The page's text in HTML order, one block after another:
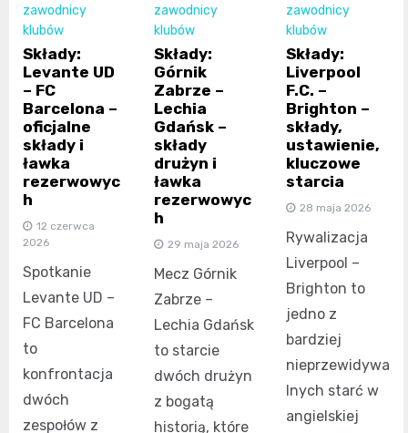
zawodnicy
klubów
Składy:
Levante UD
– FC
Barcelona –
oficjalne
składy i
ławka
rezerwowyc
h
12 czerwca
2026
Spotkanie
Levante UD –
FC Barcelona
to
konfrontacja
dwóch
zespołów z
zawodnicy
klubów
Składy:
Górnik
Zabrze –
Lechia
Gdańsk –
składy
drużyn i
ławka
rezerwowyc
h
29 maja 2026
Mecz Górnik
Zabrze –
Lechia Gdańsk
to starcie
dwóch drużyn
z bogatą
historią, które
zawodnicy
klubów
Składy:
Liverpool
F.C. –
Brighton –
składy,
ustawienie,
kluczowe
starcia
28 maja 2026
Rywalizacja
Liverpool –
Brighton to
jedno z
bardziej
nieprzewidywa
lnych starć w
angielskiej